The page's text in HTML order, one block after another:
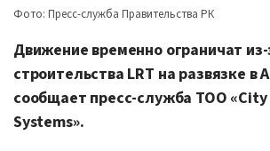
Фото: Пресс-служба Правительства РК
Движение временно ограничат
строительства LRT на развязке в
сообщает пресс-служба ТОО
Systems».